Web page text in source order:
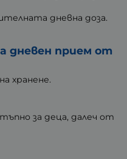
дневна доза.
дневен прием от
хранене.
за деца, далеч от